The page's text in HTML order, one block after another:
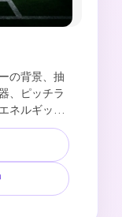
の背景、抽
、ピッチラ
ネルギッシ
出しのため
いテキスト
ムバッジな
のジャージ